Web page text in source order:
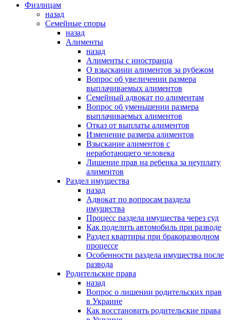
Физлицам
назад
Семейные споры
назад
Алименты
назад
Алименты с иностранца
О взыскании алиментов за рубежом
Вопрос об увеличении размера
выплачиваемых алиментов
Семейный адвокат по алиментам
Вопрос об уменьшении размера
выплачиваемых алиментов
Отказ от выплаты алиментов
Изменение размера алиментов
Взыскание алиментов с
неработающего человека
Лишение прав на ребенка за неуплату
алиментов
Раздел имущества
назад
Адвокат по вопросам раздела
имущества
Процесс раздела имущества через суд
Как поделить автомобиль при разводе
Раздел квартиры при бракоразводном
процессе
Особенности раздела имущества после
развода
Родительские права
назад
Вопрос о лишении родительских прав
в Украине
Как восстановить родительские права